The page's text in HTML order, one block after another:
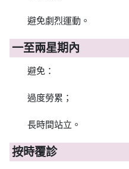
避免劇烈運動。
一至兩星期內
避免：
過度勞累；
長時間站立。
按時覆診